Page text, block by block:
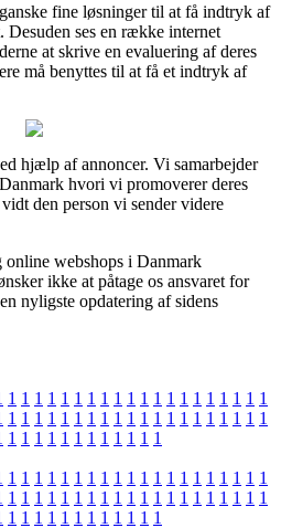
fine løsninger til at få indtryk af
Desuden ses en række internet
at skrive en evaluering af deres
må benyttes til at få et indtryk af
hjælp af annoncer. Vi samarbejder
hvori vi promoverer deres
den person vi sender videre
online webshops i Danmark
ikke at påtage os ansvaret for
nyligste opdatering af sidens
1 1 1 1 1 1 1 1 1 1 1 1 1 1 1 1 1 1 1 1
1 1 1 1 1 1 1 1 1 1 1 1 1 1 1 1 1 1 1 1
1 1 1 1 1 1 1 1 1 1 1 1
1 1 1 1 1 1 1 1 1 1 1 1 1 1 1 1 1 1 1 1
1 1 1 1 1 1 1 1 1 1 1 1 1 1 1 1 1 1 1 1
1 1 1 1 1 1 1 1 1 1 1 1